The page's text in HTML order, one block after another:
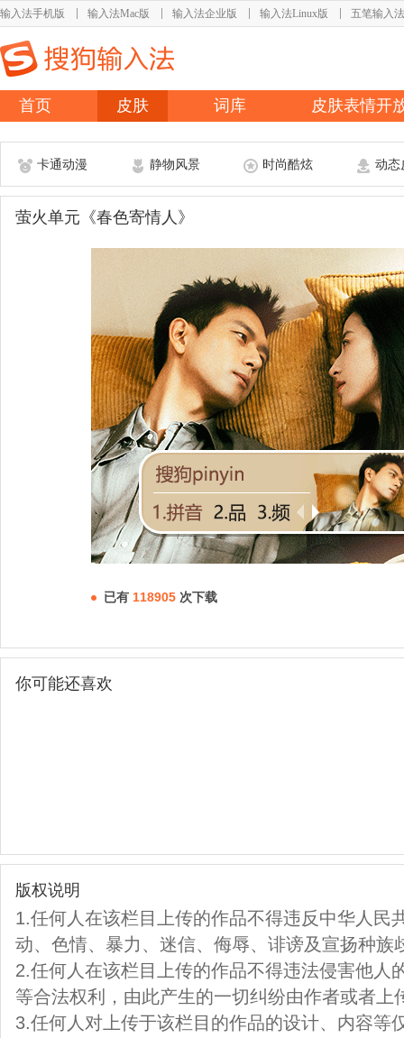
输入法手机版 输入法Mac版 输入法企业版 输入法Linux版 五笔输入法
首页 皮肤 词库 皮肤表情开
卡通动漫 静物风景 时尚酷炫 动态
萤火单元《春色寄情人》
已有 118905 次下载
你可能还喜欢
版权说明
1.任何人在该栏目上传的作品不得违反中华人民
动、色情、暴力、迷信、侮辱、诽谤及宣扬种族
2.任何人在该栏目上传的作品不得违法侵害他人
等合法权利，由此产生的一切纠纷由作者或者上
3.任何人对上传于该栏目的作品的设计、内容等